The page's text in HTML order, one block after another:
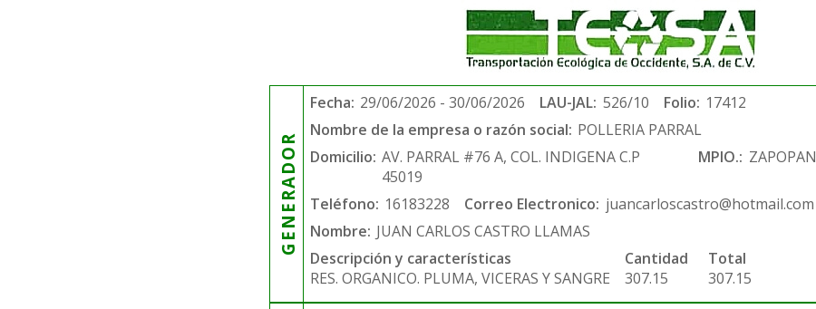
GENERADOR
Fecha: 29/06/2026 - 30/06/2026 LAU-JAL: 526/10 Folio: 17412
Nombre de la empresa o razón social: POLLERIA PARRAL
Domicilio: AV. PARRAL #76 A, COL. INDIGENA C.P
45019
MPIO.: ZAPOPAN
Teléfono: 16183228 Correo Electronico: juancarloscastro@hotmail.com
Nombre: JUAN CARLOS CASTRO LLAMAS
Descripción y características
RES. ORGANICO. PLUMA, VICERAS Y SANGRE
Cantidad
307.15
Total
307.15